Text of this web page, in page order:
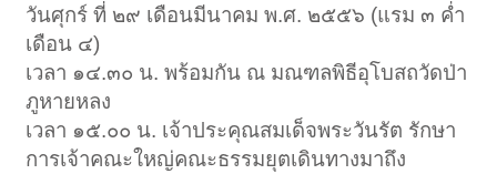
วันศุกร์ ที่ ๒๙ เดือนมีนาคม พ.ศ. ๒๕๕๖ (แรม ๓ ค่ำ
เดือน ๔)
เวลา ๑๔.๓๐ น. พร้อมกัน ณ มณฑลพิธีอุโบสถวัดป่า
ภูหายหลง
เวลา ๑๕.๐๐ น. เจ้าประคุณสมเด็จพระวันรัต รักษา
การเจ้าคณะใหญ่คณะธรรมยุตเดินทางมาถึง